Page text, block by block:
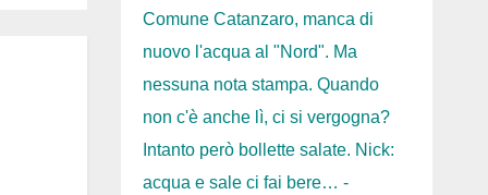
Comune Catanzaro, manca di
nuovo l'acqua al "Nord". Ma
nessuna nota stampa. Quando
non c'è anche lì, ci si vergogna?
Intanto però bollette salate. Nick:
acqua e sale ci fai bere… -